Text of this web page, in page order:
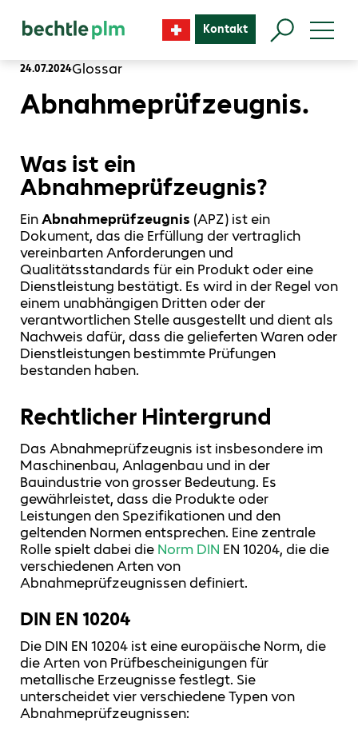
Kontakt
24.07.2024Glossar
Abnahmeprüfzeugnis.
Was ist ein
Abnahmeprüfzeugnis?
EinAbnahmeprüfzeugnis (APZ) ist ein
Dokument, das die Erfüllung der vertraglich
vereinbarten Anforderungen und
Qualitätsstandards für ein Produkt oder eine
Dienstleistung bestätigt. Es wird in der Regel von
einem unabhängigen Dritten oder der
verantwortlichen Stelle ausgestellt und dient als
Nachweis dafür, dass die gelieferten Waren oder
Dienstleistungen bestimmte Prüfungen
bestanden haben.
Rechtlicher Hintergrund
Das Abnahmeprüfzeugnis ist insbesondere im
Maschinenbau, Anlagenbau und in der
Bauindustrie von grosser Bedeutung. Es
gewährleistet, dass die Produkte oder
Leistungen den Spezifikationen und den
geltenden Normen entsprechen. Eine zentrale
Rolle spielt dabei die Norm DIN EN 10204, die die
verschiedenen Arten von
Abnahmeprüfzeugnissen definiert.
DIN EN 10204
Die DIN EN 10204 ist eine europäische Norm, die
die Arten von Prüfbescheinigungen für
metallische Erzeugnisse festlegt. Sie
unterscheidet vier verschiedene Typen von
Abnahmeprüfzeugnissen: